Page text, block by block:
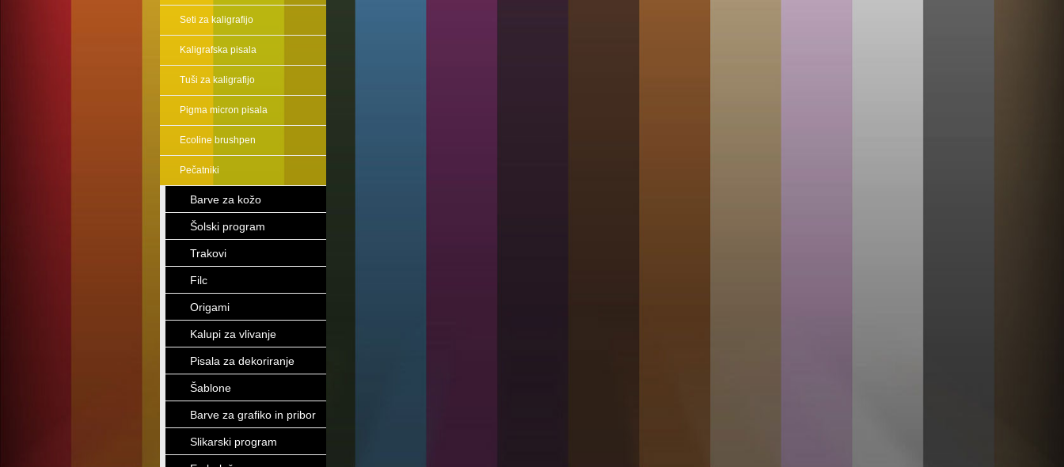
Seti za kaligrafijo
Kaligrafska pisala
Tuši za kaligrafijo
Pigma micron pisala
Ecoline brushpen
Pečatniki
Barve za kožo
Šolski program
Trakovi
Filc
Origami
Kalupi za vlivanje
Pisala za dekoriranje
Šablone
Barve za grafiko in pribor
Slikarski program